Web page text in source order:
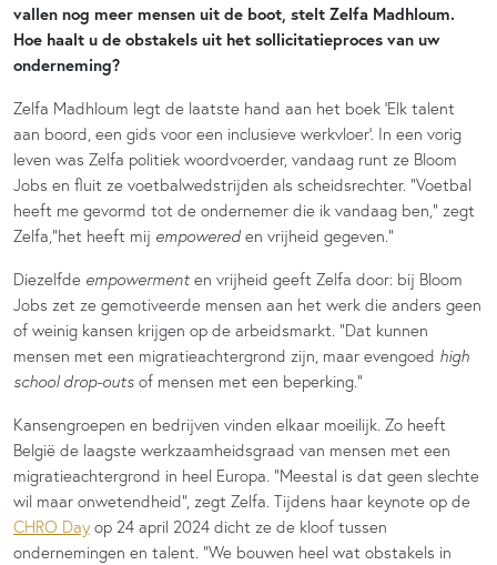
vallen nog meer mensen uit de boot, stelt Zelfa Madhloum.
Hoe haalt u de obstakels uit het sollicitatieproces van uw
onderneming?
Zelfa Madhloum legt de laatste hand aan het boek ‘Elk talent
aan boord, een gids voor een inclusieve werkvloer’. In een vorig
leven was Zelfa politiek woordvoerder, vandaag runt ze Bloom
Jobs en fluit ze voetbalwedstrijden als scheidsrechter. “Voetbal
heeft me gevormd tot de ondernemer die ik vandaag ben,” zegt
Zelfa,“het heeft mij empowered en vrijheid gegeven.”
Diezelfde empowerment en vrijheid geeft Zelfa door: bij Bloom
Jobs zet ze gemotiveerde mensen aan het werk die anders geen
of weinig kansen krijgen op de arbeidsmarkt. “Dat kunnen
mensen met een migratieachtergrond zijn, maar evengoed high
school drop-outs of mensen met een beperking.”
Kansengroepen en bedrijven vinden elkaar moeilijk. Zo heeft
België de laagste werkzaamheidsgraad van mensen met een
migratieachtergrond in heel Europa. “Meestal is dat geen slechte
wil maar onwetendheid”, zegt Zelfa. Tijdens haar keynote op de
CHRO Day op 24 april 2024 dicht ze de kloof tussen
ondernemingen en talent. “We bouwen heel wat obstakels in